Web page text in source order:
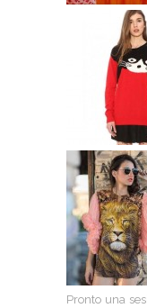
Pronto una